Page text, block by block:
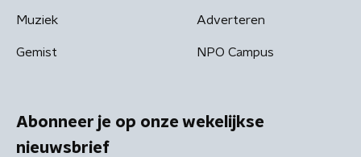
Muziek
Gemist
Adverteren
NPO Campus
Abonneer je op onze wekelijkse
nieuwsbrief